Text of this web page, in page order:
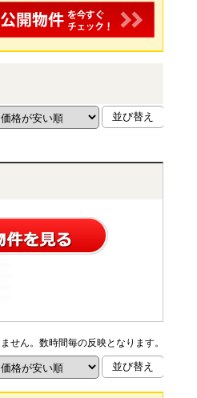
せん。数時間毎の反映となります。